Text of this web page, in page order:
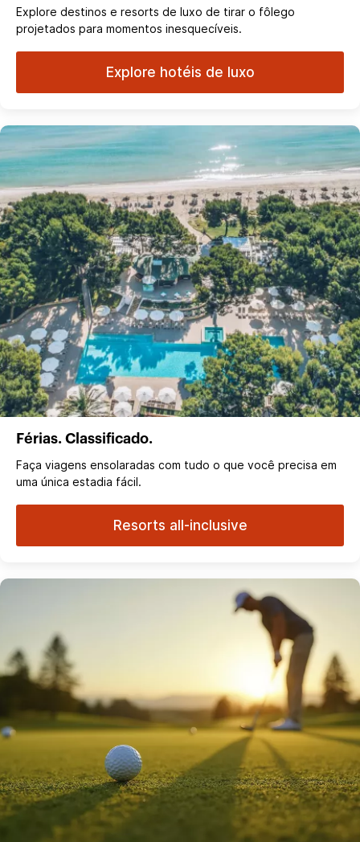
Explore destinos e resorts de luxo de tirar o fôlego
projetados para momentos inesquecíveis.
Explore hotéis de luxo
Férias. Classificado.
Faça viagens ensolaradas com tudo o que você precisa em
uma única estadia fácil.
Resorts all-inclusive